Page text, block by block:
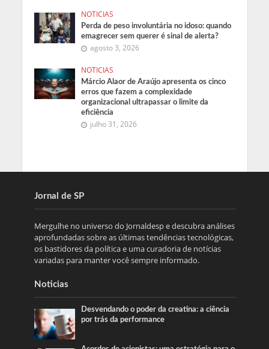
NOTICIAS
Perda de peso involuntária no idoso: quando
emagrecer sem querer é sinal de alerta?
agosto 3, 2026
NOTICIAS
Márcio Alaor de Araújo apresenta os cinco
erros que fazem a complexidade
organizacional ultrapassar o limite da
eficiência
julho 31, 2026
Jornal de SP
Mergulhe no universo do Jornaldesp e descubra análises
aprofundadas sobre as últimas tendências tecnológicas,
os bastidores da política e uma curadoria de notícias
variadas para manter você sempre informado.
Noticias
Desvendando o poder da creatina: a ciência
por trás da performance